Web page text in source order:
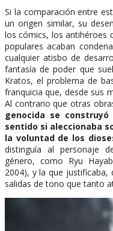
Si la comparación entre
un origen similar, su
los cómics, los antihéroes
populares acaban
cualquier atisbo de
fantasía de poder que
Kratos, el problema de
franquicia que, desde sus
Al contrario que otras
genocida se
sentido si aleccionaba
la voluntad de los
distinguía al personaje
género, como Ryu
2004), y la que justificaba,
salidas de tono que tanto